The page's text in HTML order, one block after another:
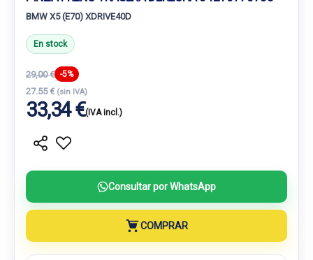
BMW X5 (E70) XDRIVE40D
En stock
29,00 € -5%
27.55 € (sin IVA)
33,34 €(IVA incl.)
Consultar por WhatsApp
COMPRAR